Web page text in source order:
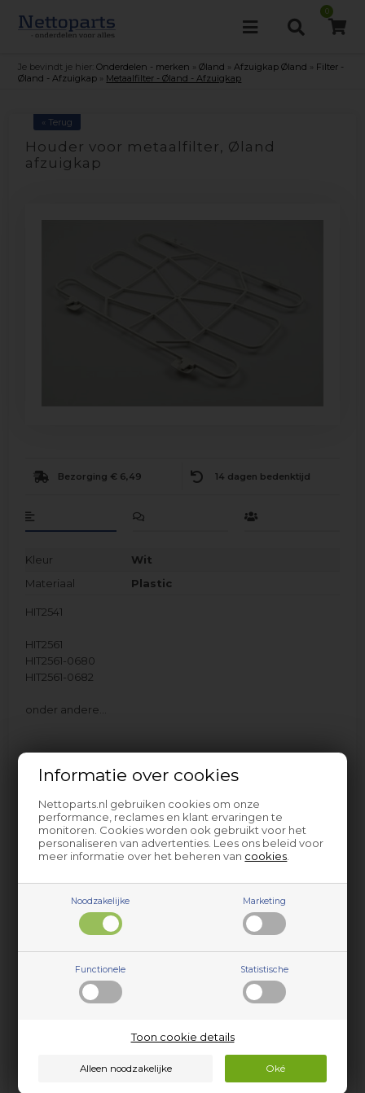
Informatie over cookies
Nettoparts.nl gebruiken cookies om onze
performance, reclames en klant ervaringen te
monitoren. Cookies worden ook gebruikt voor het
personaliseren van advertenties. Lees ons beleid voor
meer informatie over het beheren van cookies
Noodzakelijke Marketing
Functionele Statistische
Toon cookie details
0
Je bevindt je hier: Onderdelen - merken »Øland »Afzuigkap Øland
Filter -
Øland - Afzuigkap
Metaalfilter - Øland - Afzuigkap
« Terug
Houder voor metaalfilter, Øland
afzuigkap
Bezorging € 6,49 14 dagen bedenktijd
Kleur
Wit
Materiaal
Plastic
HIT2541
HIT2561
HIT2561-0680
HIT2561-0682
onder andere…
Populaire verwante items
Metaalfilter, Øland
afzuigkap - 360 mm x 250
mm
Kap voor metaalfilter, Øland
afzuigkap - 378 mm x 381
mm